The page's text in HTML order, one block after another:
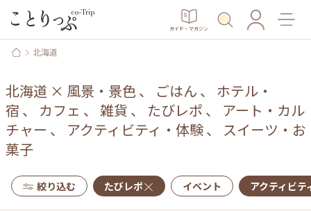
ガイド・マガジン
北海道
北海道 × 風景・景色、 ごはん 、 ホテル・
宿 、 カフェ 、 雑貨 、 たびレポ 、 アート・カル
チャー 、 アクティビティ・体験、 スイーツ・お
菓子
絞り込む たびレポ イベント アクティビテ